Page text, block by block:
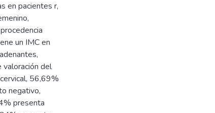
en pacientes r,
un IMC en
del
56,69%
negativo,
presenta